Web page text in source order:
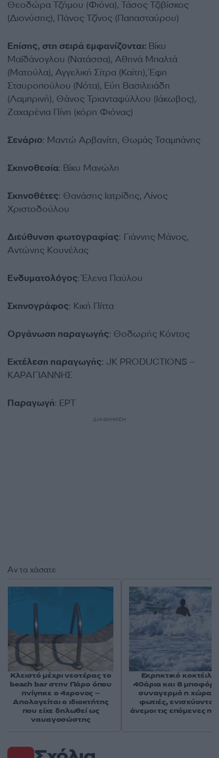
Θεοδώρα Τζήμου (Φιόνα), Τάσος Τζιβίσκος
(Διονύσης), Πάνος Τζίνος (Παπασταύρου)
Επίσης, στη σειρά εμφανίζονται: Βίκυ
Μαϊδάνογλου (Νατάσσα), Αθηνά Μπαλτά
(Ματούλα), Αγγελική Σίτρα (Καίτη), Έφη
Σταυροπούλου (Νότα), Εύη Βασιλειάδη
(Λαμπρινή), Θάνος Τριανταφύλλου (Ιάκωβος),
Ζαχαρένια Πίνη (κόρη Φιόνας)
Σενάριο: Μαντώ Αρβανίτη, Θωμάς Τσαμπάνης
Σκηνοθεσία: Βίκυ Μανώλη
Σκηνοθέτες: Θανάσης Ιατρίδης, Λίνος
Χριστοδούλου
Διεύθυνση φωτογραφίας: Γιάννης Μάνος,
Αντώνης Κουνέλας
Ενδυματολόγος: Έλενα Παύλου
Σκηνογράφος: Κική Πίττα
Οργάνωση παραγωγής: Θοδωρής Κόντος
Εκτέλεση παραγωγής: JK PRODUCTIONS –
ΚΑΡΑΓΙΑΝΝΗΣ
Παραγωγή: ΕΡΤ
ΔΙΑΦΗΜΙΣΗ
Αν τα χάσατε
Κλειστό μέχρι νεοτέρας το
beach bar στην Πάρο όπου
πνίγηκε ο 4χρονος –
Απολογείται ο ιδιοκτήτης
που είχε δηλωθεί ως
ναυαγοσώστης
Εκρηκτικό κοκτέιλ
40άρια και 8 μποφόρ
συναγερμό η χώρα
φωτιές, ενισχύονται
άνεμοι τις επόμενες